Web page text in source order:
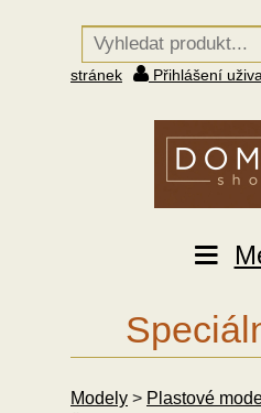
stránek
Přihlášení
Modely > Plastové